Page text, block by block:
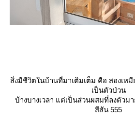
สิ่งมีชีวิตในบ้านที่มาเติมเต็ม คือ สองเห
เป็นตัวป่วน
บ้างบางเวลา แต่เป็นส่วนผสมที่ลงตัวม
สีสัน 555